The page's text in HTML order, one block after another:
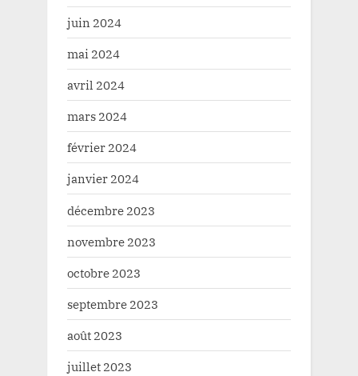
juin 2024
mai 2024
avril 2024
mars 2024
février 2024
janvier 2024
décembre 2023
novembre 2023
octobre 2023
septembre 2023
août 2023
juillet 2023